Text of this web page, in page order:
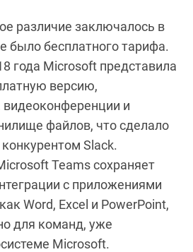
различие заключалось в
было бесплатного тарифа.
года Microsoft представила
версию,
и
файлов, что сделало
Slack.
Teams сохраняет
с приложениями
Word, Excel и PowerPoint,
для команд, уже
Microsoft.